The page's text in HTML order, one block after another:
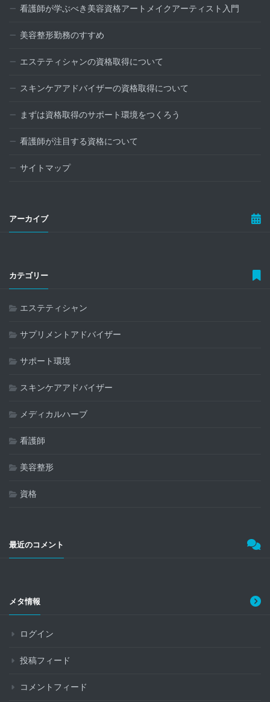
看護師が学ぶべき美容資格アートメイクアーティスト入門
美容整形勤務のすすめ
エステティシャンの資格取得について
スキンケアアドバイザーの資格取得について
まずは資格取得のサポート環境をつくろう
看護師が注目する資格について
サイトマップ
アーカイブ
カテゴリー
エステティシャン
サプリメントアドバイザー
サポート環境
スキンケアアドバイザー
メディカルハーブ
看護師
美容整形
資格
最近のコメント
メタ情報
ログイン
投稿フィード
コメントフィード